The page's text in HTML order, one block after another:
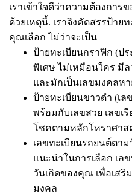
เราเข้าใจดีว่าความต้องกา
ด้วยเหตุนี้. เราจึงคัดสรรป้าย
คุณเลือก ไม่ว่าจะเป็น
ป้ายทะเบียนกราฟิก (ป
พิเศษ ไม่เหมือนใคร มี
และมักเป็นเลขมงคลห
ป้ายทะเบียนขาวดำ (เ
พร้อมกับเลขสวย เลขเ
โชคตามหลักโหราศาส
เลขทะเบียนรถยนต์ตา
แนะนำในการเลือก เล
วันเกิดของคุณ เพื่อเสริ
มงคล